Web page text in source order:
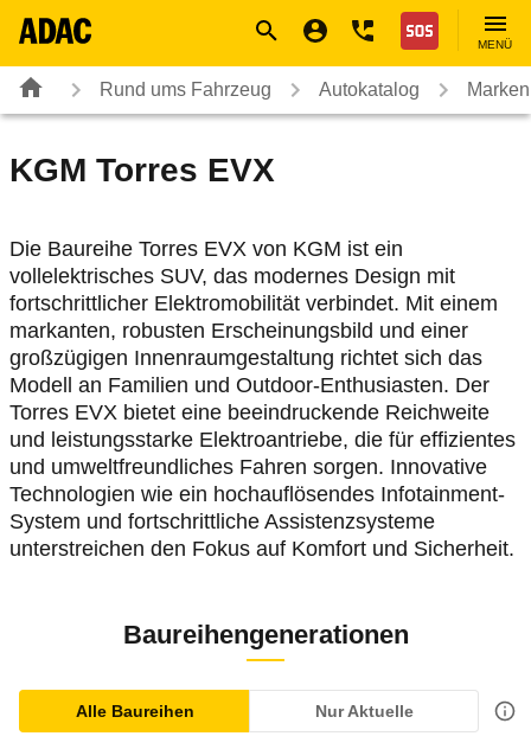
Nothilfe
MENÜ
Rund ums Fahrzeug Autokatalog
KGM Torres EVX
Die Baureihe Torres EVX von KGM ist ein
vollelektrisches SUV, das modernes Design mit
fortschrittlicher Elektromobilität verbindet. Mit einem
markanten, robusten Erscheinungsbild und einer
großzügigen Innenraumgestaltung richtet sich das
Modell an Familien und Outdoor-Enthusiasten. Der
Torres EVX bietet eine beeindruckende Reichweite
und leistungsstarke Elektroantriebe, die für effizientes
und umweltfreundliches Fahren sorgen. Innovative
Technologien wie ein hochauflösendes Infotainment-
System und fortschrittliche Assistenzsysteme
unterstreichen den Fokus auf Komfort und Sicherheit.
Baureihengenerationen
Alle Baureihen Nur Aktuelle